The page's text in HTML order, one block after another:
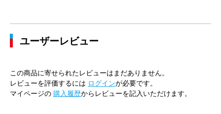
ユーザーレビュー
この商品に寄せられたレビューはまだありません。
レビューを評価するには ログインが必要です。
マイページの 購入履歴からレビューを記入いただけます。